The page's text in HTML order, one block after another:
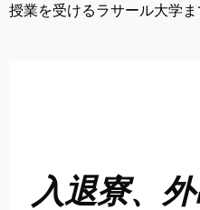
授業を受けるラサール大学ま
入退寮、